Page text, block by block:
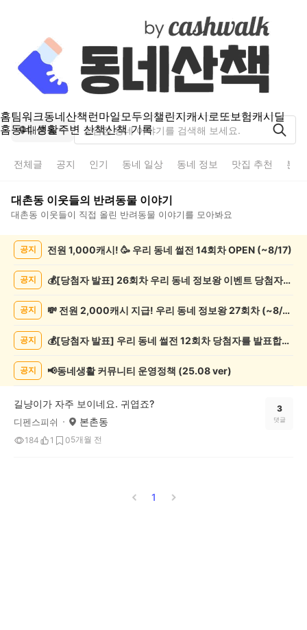
홈팀워크동네산책런마일모두의챌린지캐시로또보험캐시딜
홈동네 생활주변 산책산책 기록
대촌동
전체글 공지 인기 동네 일상 동네 정보 맛집 추천 분
대촌동 이웃들의 반려동물 이야기
대촌동 이웃들이 직접 올린 반려동물 이야기를 모아봐요
록
공지 전원 1,000캐시! 🥳 우리 동네 썰전 14회차 OPEN (~8/17)
공지 💰[당첨자 발표] 26회차 우리 동네 정보왕 이벤트 당첨자를 발표합니다!
공지 💸 전원 2,000캐시 지급! 우리 동네 정보왕 27회차 (~8/10)
공지 💰[당첨자 발표] 우리 동네 썰전 12회차 당첨자를 발표합니다!
공지 📢동네생활 커뮤니티 운영정책 (25.08 ver)
길냥이가 자주 보이네요. 귀엽죠?
디펜스피쉬 본촌동
184 1 05개월 전
3
댓글
1